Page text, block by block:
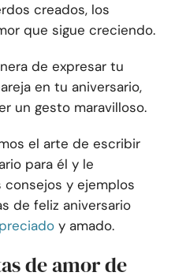
creados, los
que sigue creciendo.
de expresar tu
en tu aniversario,
un gesto maravilloso.
el arte de escribir
para él y le
consejos y ejemplos
de feliz aniversario
y amado.
de amor de